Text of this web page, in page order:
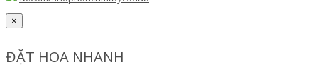
×
ĐẶT HOA NHANH